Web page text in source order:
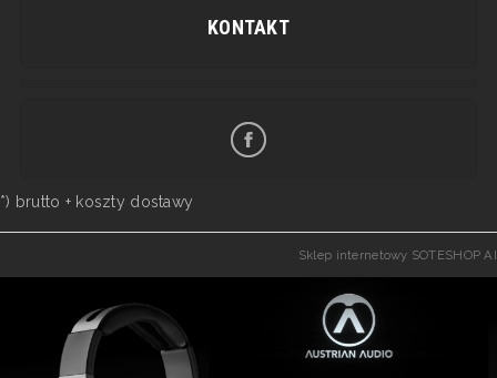
KONTAKT
*) brutto + koszty dostawy
Sklep internetowy SOTESHOP AI